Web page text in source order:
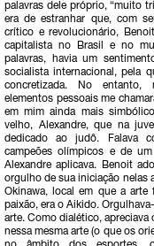
palavras dele próprio, “muito
era de estranhar que, com
crítico e revolucionário,
capitalista no Brasil e no
palavras, havia um
socialista internacional, pela
concretizada. No entanto,
elementos pessoais me
em mim ainda mais
velho, Alexandre, que na
dedicado ao judô. Falava
campeões olímpicos e de
Alexandre aplicava. Benoit
orgulho de sua iniciação nelas
Okinawa, local em que a arte
paixão, era o Aikido.
arte. Como dialético,
nessa mesma arte (o que os